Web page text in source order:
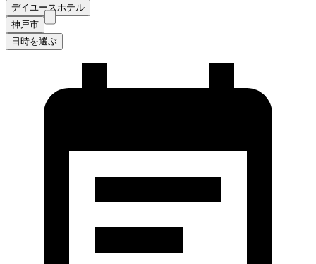
デイユースホテル
神戸市
日時を選ぶ